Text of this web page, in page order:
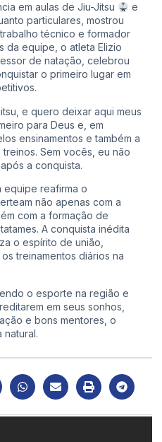
em aulas de Jiu-Jitsu
e
particulares, mostrou
técnico e formador
da equipe, o atleta Elizio
de natação, celebrou
o primeiro lugar em
e quero deixar aqui meus
para Deus e, em
ensinamentos e também a
Sem vocês, eu não
a conquista.
equipe reafirma o
não apenas com a
com a formação de
A conquista inédita
o espírito de união,
treinamentos diários na
o esporte na região e
em seus sonhos,
e bons mentores, o
natural.